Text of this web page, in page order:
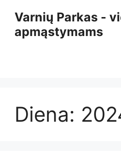
turinio
Varnių Parkas -
apmąstymams
Diena: